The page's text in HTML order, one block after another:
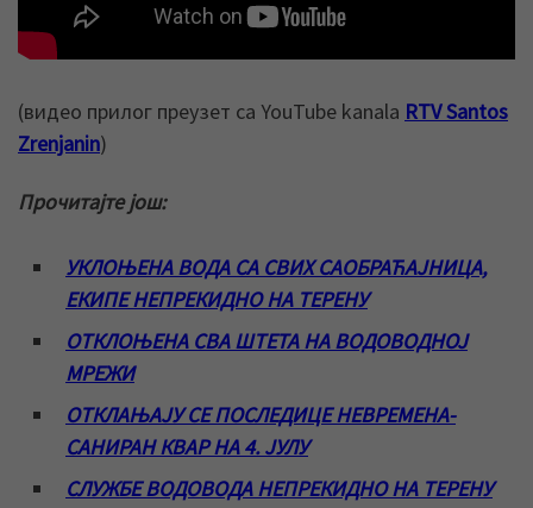
(видео прилог преузет са YouTube kanala RTV Santos
Zrenjanin)
Прочитајте још:
УКЛОЊЕНА ВОДА СА СВИХ САОБРАЋАЈНИЦА,
ЕКИПЕ НЕПРЕКИДНО НА ТЕРЕНУ
ОТКЛОЊЕНА СВА ШТЕТА НА ВОДОВОДНОЈ
МРЕЖИ
ОТКЛАЊАЈУ СЕ ПОСЛЕДИЦЕ НЕВРЕМЕНА-
САНИРАН КВАР НА 4. ЈУЛУ
СЛУЖБЕ ВОДОВОДА НЕПРЕКИДНО НА ТЕРЕНУ